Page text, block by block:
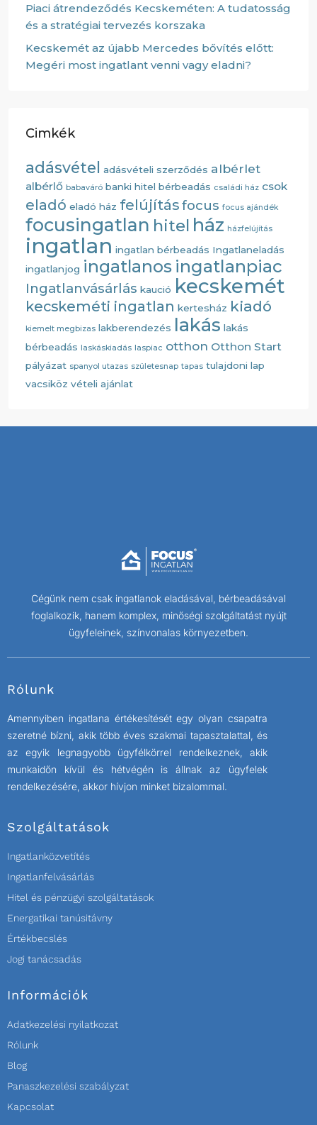
Piaci átrendeződés Kecskeméten: A tudatosság
és a stratégiai tervezés korszaka
Kecskemét az újabb Mercedes bővítés előtt:
Megéri most ingatlant venni vagy eladni?
Cimkék
adásvétel adásvételi szerződés albérlet
albérlő babaváró banki hitel bérbeadás családi ház csok
eladó eladó ház felújításfocus focus ajándék
focusingatlan hitel ház házfelújítás
ingatlan ingatlan bérbeadás Ingatlaneladás
ingatlanjog ingatlanos ingatlanpiac
Ingatlanvásárlás kaució kecskemét
kecskeméti ingatlan kertesház kiadó
kiemelt megbizas lakberendezés lakás lakás
bérbeadás
laskáskiadás laspiac otthon Otthon Start
pályázat spanyol utazas születesnap tapas tulajdoni lap
vacsiköz vételi ajánlat
Cégünk nem csak ingatlanok eladásával, bérbeadásával
foglalkozik, hanem komplex, minőségi szolgáltatást nyújt
ügyfeleinek, színvonalas környezetben.
Rólunk
Amennyiben ingatlana értékesítését egy olyan csapatra
szeretné bízni, akik több éves szakmai tapasztalattal, és
az egyik legnagyobb ügyfélkörrel rendelkeznek, akik
munkaidőn kívül és hétvégén is állnak az ügyfelek
rendelkezésére, akkor hívjon minket bizalommal.
Szolgáltatások
Ingatlanközvetítés
Ingatlanfelvásárlás
Hitel és pénzügyi szolgáltatások
Energatikai tanúsitávny
Értékbecslés
Jogi tanácsadás
Információk
Adatkezelési nyilatkozat
Rólunk
Blog
Panaszkezelési szabályzat
Kapcsolat